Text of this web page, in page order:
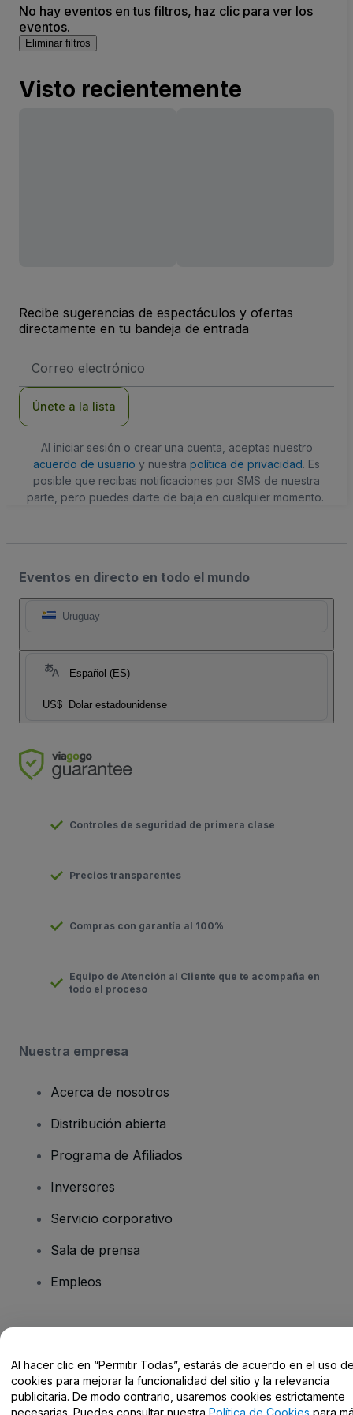
No hay eventos en tus filtros, haz clic para ver los
eventos.
Eliminar filtros
Visto recientemente
Recibe sugerencias de espectáculos y ofertas
directamente en tu bandeja de entrada
de
Únete a la lista
Al iniciar sesión o crear una cuenta, aceptas nuestro
acuerdo de usuario y nuestra política de privacidad. Es
posible que recibas notificaciones por SMS de nuestra
parte, pero puedes darte de baja en cualquier momento.
Eventos en directo en todo el mundo
Uruguay
Español (ES)
US$ Dolar estadounidense
Controles de seguridad de primera clase
Precios transparentes
Compras con garantía al 100%
Equipo de Atención al Cliente que te acompaña en
todo el proceso
Nuestra empresa
Acerca de nosotros
Distribución abierta
Programa de Afiliados
Inversores
Servicio corporativo
Sala de prensa
Empleos
Centro de Ayuda / Contacto
Al hacer clic en “Permitir Todas”, estarás de acuerdo en el uso
cookies para mejorar la funcionalidad del sitio y la relevancia
publicitaria. De modo contrario, usaremos cookies estrictamente
necesarias. Puedes consultar nuestra Política de Cookies para